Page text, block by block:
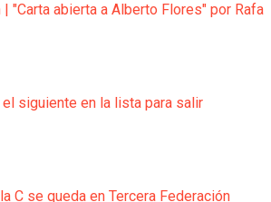
| "Carta abierta a Alberto Flores" por Rafa
siguiente en la lista para salir
C se queda en Tercera Federación